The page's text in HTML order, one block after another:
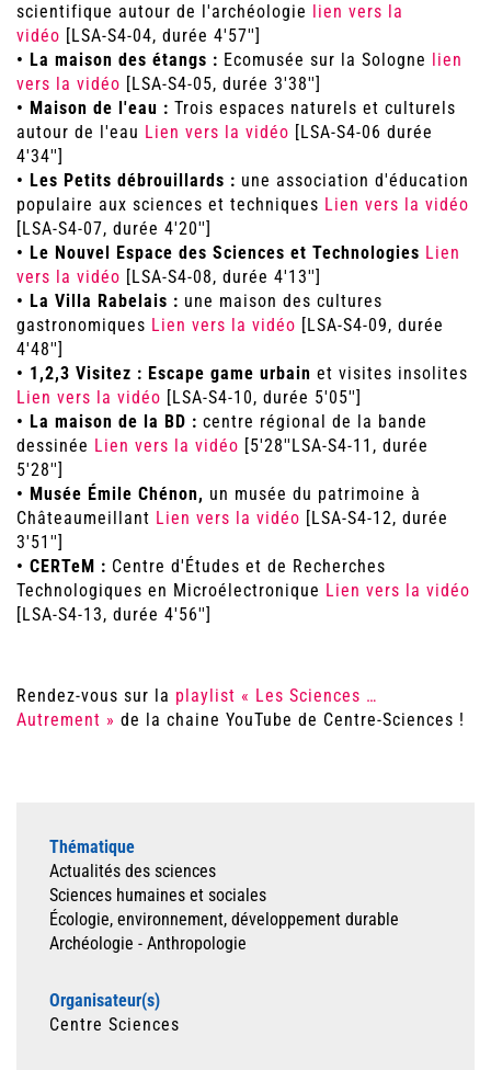
scientifique autour de l'archéologie lien vers la
vidéo [LSA-S4-04, durée 4'57'']
• La maison des étangs : Ecomusée sur la Sologne lien
vers la vidéo [LSA-S4-05, durée 3'38'']
• Maison de l'eau : Trois espaces naturels et culturels
autour de l'eau Lien vers la vidéo [LSA-S4-06 durée
4'34'']
• Les Petits débrouillards : une association d'éducation
populaire aux sciences et techniques Lien vers la vidéo
[LSA-S4-07, durée 4'20'']
• Le Nouvel Espace des Sciences et Technologies Lien
vers la vidéo [LSA-S4-08, durée 4'13'']
• La Villa Rabelais : une maison des cultures
gastronomiques Lien vers la vidéo [LSA-S4-09, durée
4'48'']
• 1,2,3 Visitez : Escape game urbain et visites insolites
Lien vers la vidéo [LSA-S4-10, durée 5'05'']
• La maison de la BD : centre régional de la bande
dessinée Lien vers la vidéo [5'28''LSA-S4-11, durée
5'28'']
• Musée Émile Chénon, un musée du patrimoine à
Châteaumeillant Lien vers la vidéo [LSA-S4-12, durée
3'51'']
• CERTeM : Centre d'Études et de Recherches
Technologiques en Microélectronique Lien vers la vidéo
[LSA-S4-13, durée 4'56'']
Rendez-vous sur la playlist « Les Sciences …
Autrement » de la chaine YouTube de Centre-Sciences !
Thématique
Actualités des sciences
Sciences humaines et sociales
Écologie, environnement, développement durable
Archéologie - Anthropologie
Organisateur(s)
Centre Sciences